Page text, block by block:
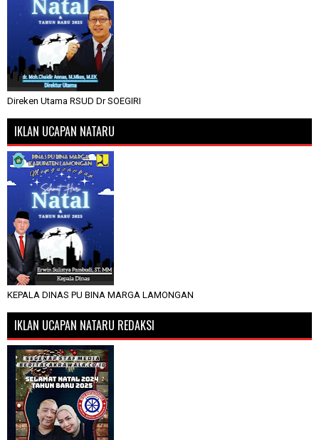
Direken Utama RSUD Dr SOEGIRI
IKLAN UCAPAN NATARU
KEPALA DINAS PU BINA MARGA LAMONGAN
IKLAN UCAPAN NATARU REDAKSI